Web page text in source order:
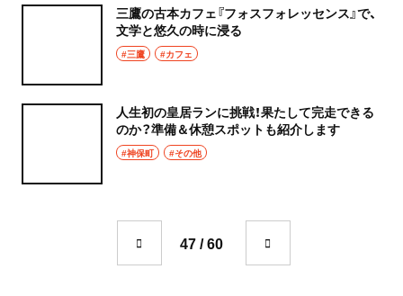
三鷹の古本カフェ『フォスフォレッセンス』で、
文学と悠久の時に浸る
#三鷹 #カフェ
人生初の皇居ランに挑戦！果たして完走できる
のか？準備＆休憩スポットも紹介します
#神保町 #その他
47 / 60